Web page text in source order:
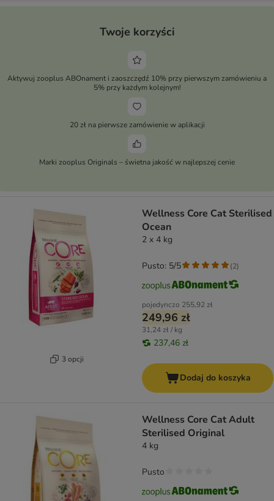
Twoje korzyści
Aktywuj zooplus ABOnament i zaoszczędź 10% przy pierwszym zamówieniu a
5% przy każdym kolejnym!
20 zł na pierwsze zamówienie w aplikacji
Marki zooplus Originals – świetna jakość w najlepszej cenie
3 opcji
Wellness Core Cat Sterilised
Ocean
2 x 4 kg
pojedynczo 255,92 zł
249,96 zł
31,24 zł / kg
237,46 zł
Pusto: 5/5 (2)
Dodaj do koszyka
Wellness Core Cat Adult
Sterilised Original
4 kg
Pusto